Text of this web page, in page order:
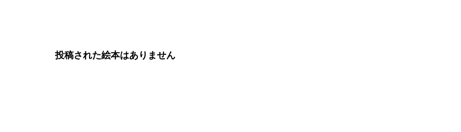
投稿された絵本はありません